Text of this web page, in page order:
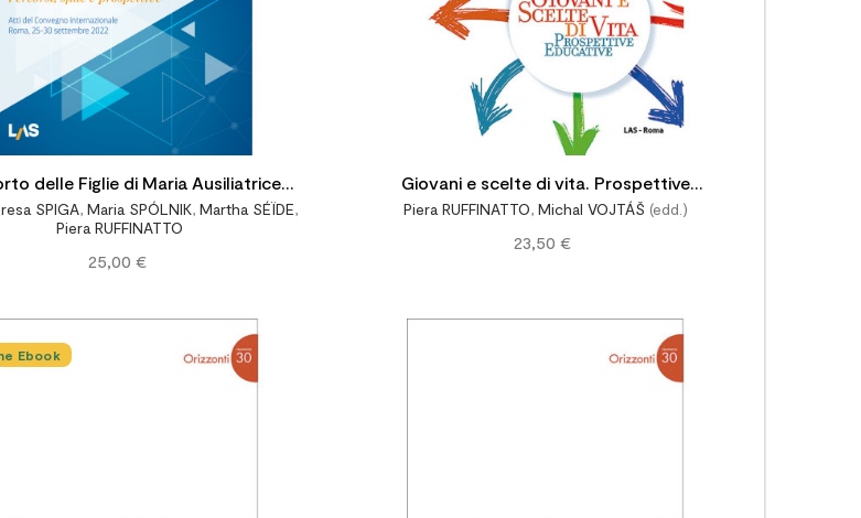
delle Figlie di Maria Ausiliatrice
(1872-2022) - Percorsi, sfide
SPIGA,Maria SPÓLNIK,Martha SÉÏDE,
Piera RUFFINATTO
25,00 €
Giovani e scelte di vita. Prospettive
educative
Piera RUFFINATTO, Michal VOJTÁŠ (edd.)
23,50 €
Ebook